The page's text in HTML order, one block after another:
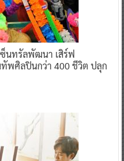
นทรัลพัฒนา เสิร์ฟ
ทัพศิลปินกว่า 400 ชีวิต ปลุก